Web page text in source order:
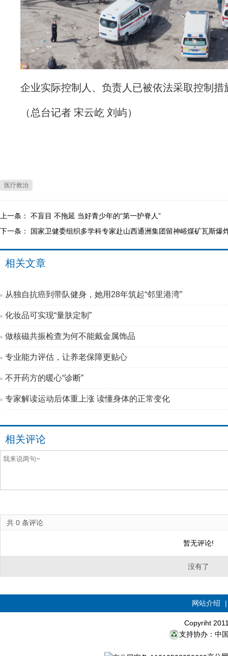
企业实际控制人、负责人已被依法采取控制措
（总台记者 宋云屹 刘屿）
医疗救治
上一条： 不盲目 不拖延 当好青少年的“第一护脊人”
下一条： 国家卫健委组织多学科专家赴山西通洲集团留神峪煤矿瓦斯爆
相关文章
从独自抗癌到带队健身，她用28年筑起“邻里港湾”
化妆品可实现“量肤定制”
做核磁共振检查为何不能戴金属饰品
专业能力评估，让养老保障更贴心
不开药方的暖心“诊断”
专家解读运动后体重上涨 读懂身体的正常变化
相关评论
共 0 条评论
暂无评论!
没有了
网站介绍
Copyriht
支持协办：中